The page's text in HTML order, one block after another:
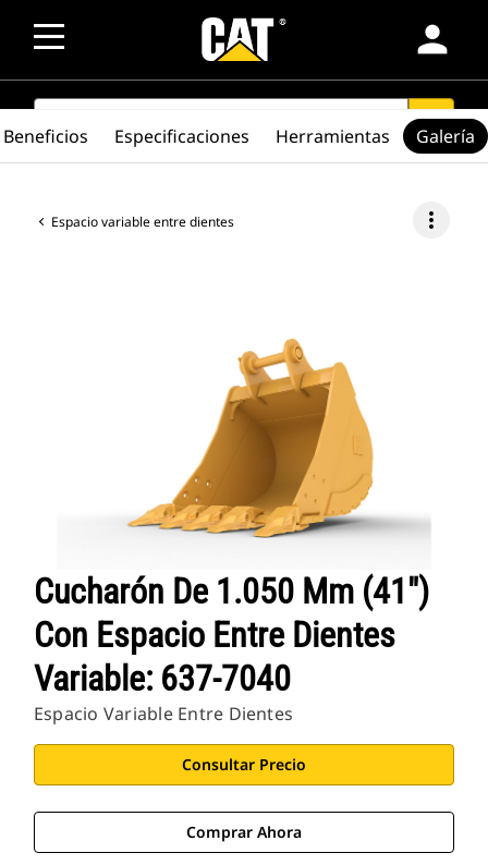
person
SEARCH search
Espacio variable entre dientes more_vert
Cucharón De 1.050 Mm (41")
Con Espacio Entre Dientes
Variable: 637-7040
Espacio Variable Entre Dientes
Consultar Precio
Comprar Ahora
Beneficios Especificaciones Herramientas Galería